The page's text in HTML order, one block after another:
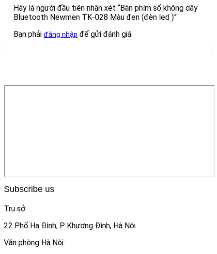
Hãy là người đầu tiên nhận xét “Bàn phím số không dây
Bluetooth Newmen TK-028 Màu đen (đèn led )”
Bạn phải đăng nhập để gửi đánh giá.
Subscribe us
Trụ sở:
22 Phố Hạ Đình, P. Khương Đình, Hà Nội
Văn phòng Hà Nội: